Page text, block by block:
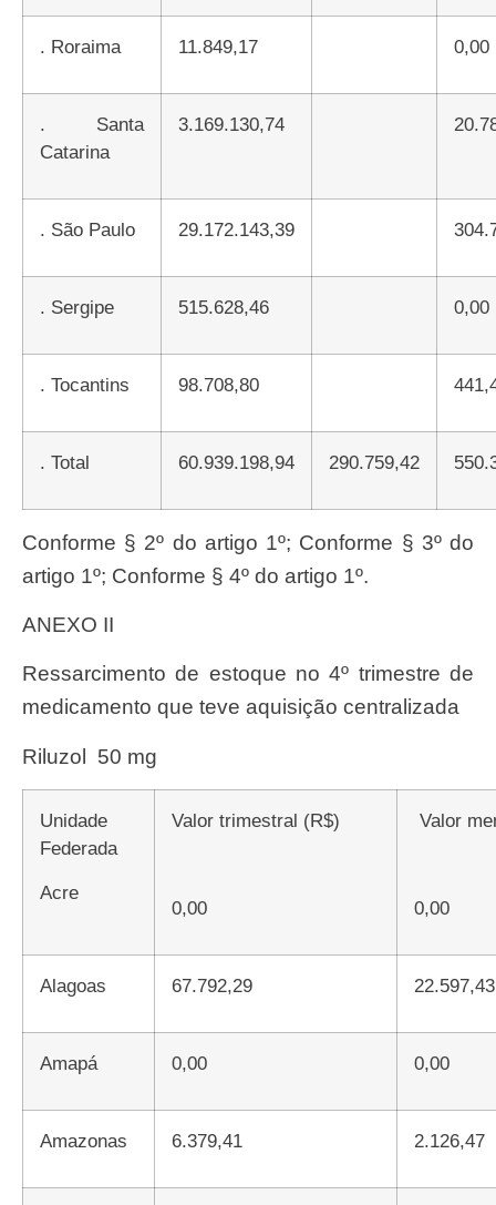
. Roraima 11.849,17 0,00
. Santa
Catarina
3.169.130,74
. São Paulo 29.172.143,39
. Sergipe 515.628,46 0,00
. Tocantins 98.708,80
. Total 60.939.198,94 290.759,42
Conforme § 2º do artigo 1º; Conforme § 3º do
artigo 1º; Conforme § 4º do artigo 1º.
ANEXO II
Ressarcimento de estoque no 4º trimestre de
medicamento que teve aquisição centralizada
Riluzol 50 mg
Unidade
Federada
Acre
Valor trimestral (R$)
0,00
Valor
0,00
Alagoas 67.792,29 22.597,43
Amapá 0,00 0,00
Amazonas 6.379,41 2.126,47